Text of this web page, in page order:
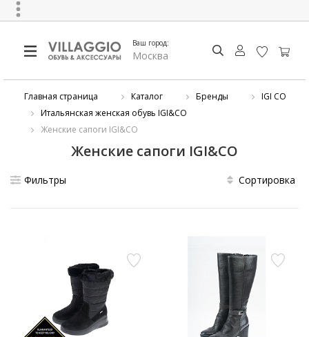
Ваш город:
Москва
Главная страница Каталог Бренды
IGI CO
Итальянская женская обувь IGI&CO
Женские сапоги IGI&CO
Женские сапоги IGI&CO
Фильтры Сортировка